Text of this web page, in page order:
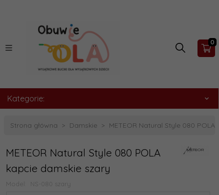
0
Kategorie:
Strona główna Damskie METEOR Natural Style 080
METEOR Natural Style 080 POLA
kapcie damskie szary
Model: NS-080 szary